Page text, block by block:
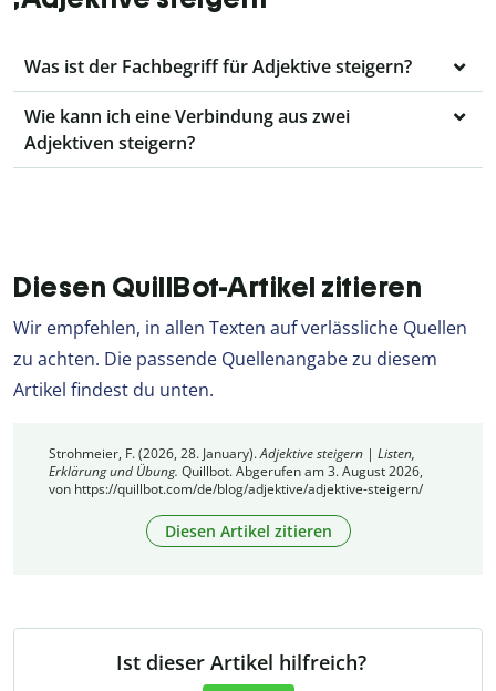
Was ist der Fachbegriff für Adjektive steigern?
Wie kann ich eine Verbindung aus zwei
Adjektiven steigern?
Diesen QuillBot-Artikel zitieren
Wir empfehlen, in allen Texten auf verlässliche Quellen
zu achten. Die passende Quellenangabe zu diesem
Artikel findest du unten.
Strohmeier, F. (2026, 28. January).Adjektive steigern | Listen,
Erklärung und Übung. Quillbot. Abgerufen am 3. August 2026,
von https://quillbot.com/de/blog/adjektive/adjektive-steigern/
Diesen Artikel zitieren
Ist dieser Artikel hilfreich?